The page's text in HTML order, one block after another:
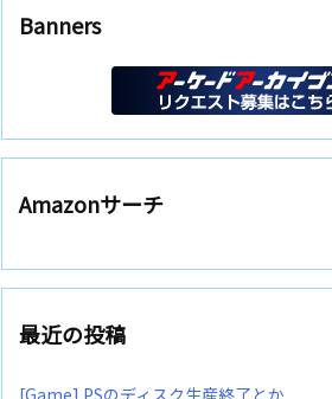
Banners
Amazonサーチ
最近の投稿
[Game] PSのディスク生産終了とか